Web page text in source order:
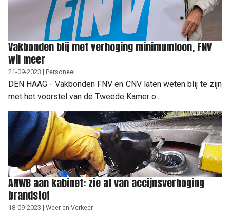
Vakbonden blij met verhoging minimumloon, FNV
wil meer
21-09-2023 | Personeel
DEN HAAG - Vakbonden FNV en CNV laten weten blij te zijn
met het voorstel van de Tweede Kamer o...
ANWB aan kabinet: zie af van accijnsverhoging
brandstof
18-09-2023 | Weer en Verkeer